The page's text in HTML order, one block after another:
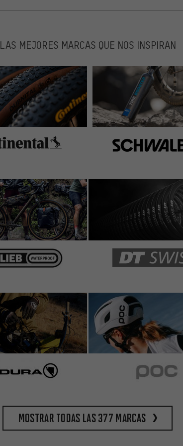
LAS MEJORES MARCAS QUE NOS INSPIRAN
Mostrar todas las 377 marcas